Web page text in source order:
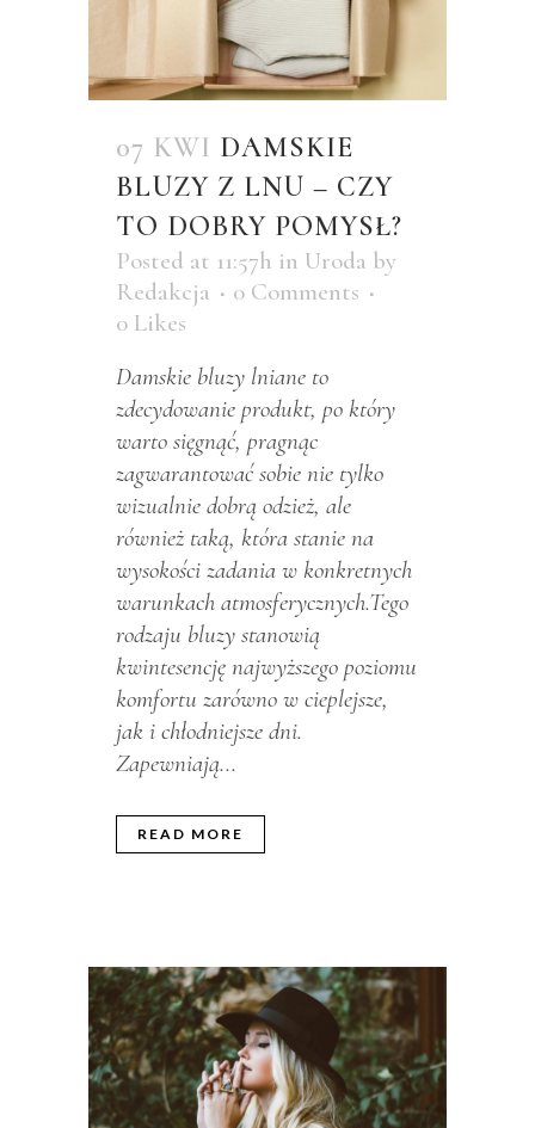
07 KWI DAMSKIE
BLUZY Z LNU – CZY
TO DOBRY POMYSŁ?
Posted at 11:57h in Uroda by
Redakcja
0 Comments
0 Likes
Damskie bluzy lniane to
zdecydowanie produkt, po który
warto sięgnąć, pragnąc
zagwarantować sobie nie tylko
wizualnie dobrą odzież, ale
również taką, która stanie na
wysokości zadania w konkretnych
warunkach atmosferycznych.Tego
rodzaju bluzy stanowią
kwintesencję najwyższego poziomu
komfortu zarówno w cieplejsze,
jak i chłodniejsze dni.
Zapewniają...
READ MORE